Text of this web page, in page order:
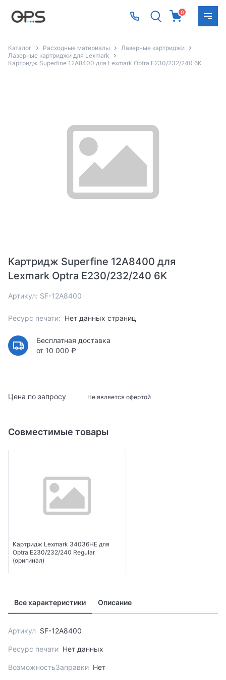
0
Каталог Расходные материалы
Лазерные картриджи
Лазерные картриджи для Lexmark
Картридж Superfine 12A8400 для Lexmark Optra E230/232/240 6K
Картридж Superfine 12A8400 для
Lexmark Optra E230/232/240 6K
Артикул: SF-12A8400
Ресурс печати: Нет данных страниц
Бесплатная доставка
от 10 000 ₽
Цена по запросу Не является офертой
Совместимые товары
Картридж Lexmark 34036HE для
Optra E230/232/240 Regular
(оригинал)
Все характеристики Описание
Артикул SF-12A8400
Ресурс печати Нет данных
ВозможностьЗаправки Нет